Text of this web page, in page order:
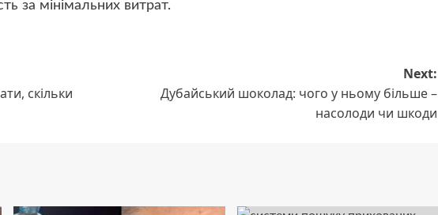
за мінімальних витрат.
скільки
Next:
Дубайський шоколад: чого у ньому більше –
насолоди чи шкоди